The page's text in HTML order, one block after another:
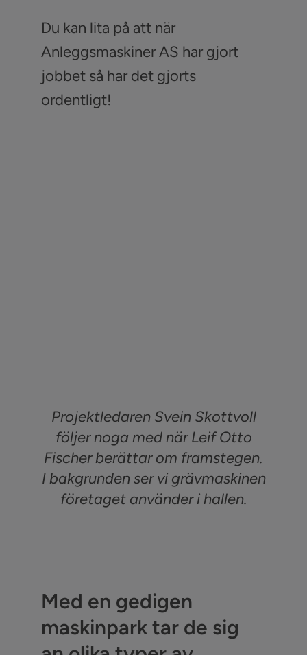
Du kan lita på att när
Anleggsmaskiner AS har gjort
jobbet så har det gjorts
ordentligt!
Projektledaren Svein Skottvoll
följer noga med när Leif Otto
Fischer berättar om framstegen.
I bakgrunden ser vi grävmaskinen
företaget använder i hallen.
Med en gedigen
maskinpark tar de sig